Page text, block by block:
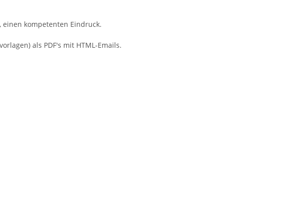
einen kompetenten Eindruck.
als PDF's mit HTML-Emails.